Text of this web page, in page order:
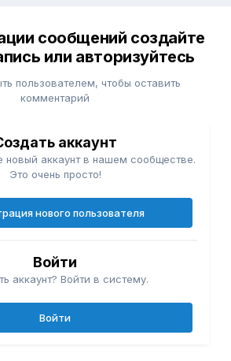
сообщений создайте
или авторизуйтесь
пользователем, чтобы оставить
комментарий
аккаунт
новый аккаунт в нашем сообществе.
Это очень просто!
нового пользователя
Войти
аккаунт? Войти в систему.
Войти